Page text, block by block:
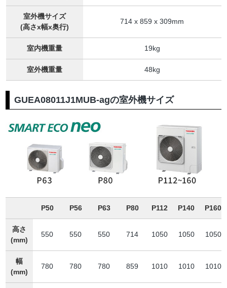
室外機サイズ
(高さx幅x奥行)
714 x 859 x 309mm
室内機重量 19kg
室外機重量 48kg
GUEA08011J1MUB-agの室外機サイズ
P50 P56 P63 P80 P112 P140 P160
高さ
(mm)
550 550 550 714 1050 1050 1050
幅
(mm)
780 780 780 859 1010 1010 1010